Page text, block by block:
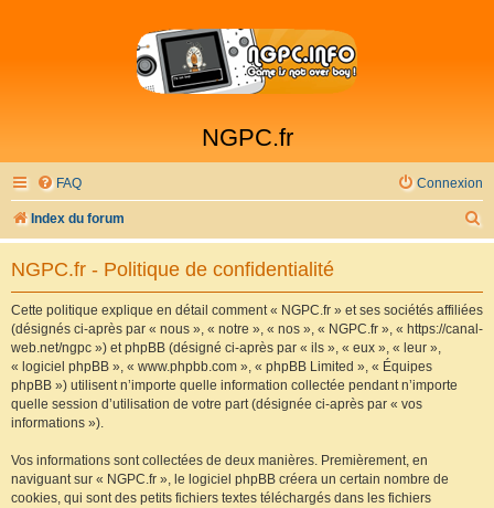
NGPC.fr
FAQ Connexion
Index du forum
e
e
NGPC.fr - Politique de confidentialité
Cette politique explique en détail comment « NGPC.fr » et ses sociétés affiliées
(désignés ci-après par « nous », « notre », « nos », « NGPC.fr », « https://canal-
web.net/ngpc ») et phpBB (désigné ci-après par « ils », « eux », « leur »,
« logiciel phpBB », « www.phpbb.com », « phpBB Limited », « Équipes
phpBB ») utilisent n’importe quelle information collectée pendant n’importe
quelle session d’utilisation de votre part (désignée ci-après par « vos
informations »).
Vos informations sont collectées de deux manières. Premièrement, en
naviguant sur « NGPC.fr », le logiciel phpBB créera un certain nombre de
cookies, qui sont des petits fichiers textes téléchargés dans les fichiers